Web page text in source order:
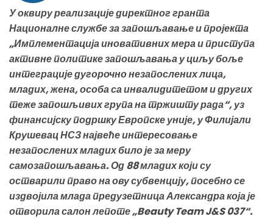
У оквиру реализације директног гранта
Националне службе за запошљавање и пројекта
„Имплементација иновативних мера и приступа
активне политике запошљавања у циљу боље
интеграције дугорочно незапослених лица,
младих, жена, особа са инвалидитетом и других
теже запошљивих група на тржишту рада“, уз
финансијску подршку Европске уније, у Филијали
Крушевац НСЗ највеће интересовање
незапослених младих било је за меру
самозапошљавања. Од 88 младих који су
остварили право на ову субвенцију, посебно се
издвојила млада предузетница Александра која је
отворила салон лепоте „Beauty Team J&S 037“.